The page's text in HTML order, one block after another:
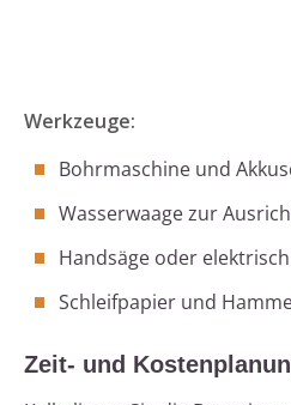
Werkzeuge:
Bohrmaschine und
Wasserwaage zur
Handsäge oder
Schleifpapier und
Zeit- und